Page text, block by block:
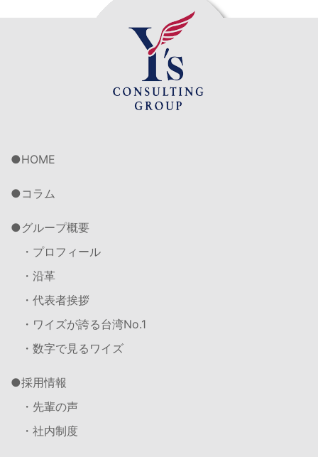
HOME
コラム
グループ概要
・プロフィール
・沿革
・代表者挨拶
・ワイズが誇る台湾No.1
・数字で見るワイズ
採用情報
・先輩の声
・社内制度